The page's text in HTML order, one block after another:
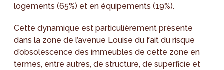
logements (65%) et en équipements (19%).
Cette dynamique est particulièrement présente
dans la zone de l’avenue Louise du fait du risque
d’obsolescence des immeubles de cette zone en
termes, entre autres, de structure, de superficie et